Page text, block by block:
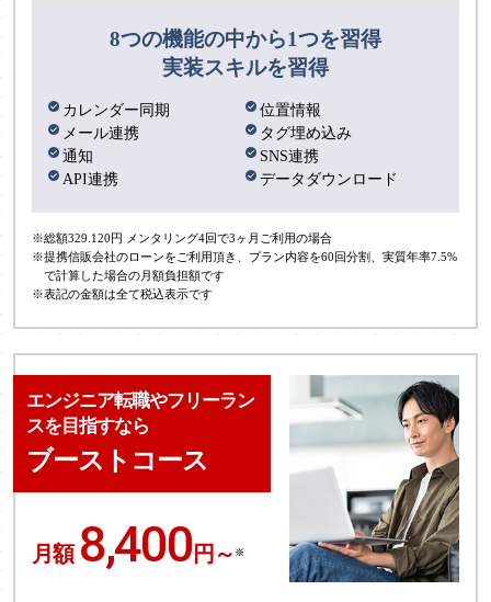
8つの機能の中から1つを習得
実装スキルを習得
カレンダー同期
位置情報
メール連携
タグ埋め込み
通知
SNS連携
API連携
データダウンロード
※総額329.120円 メンタリング4回で3ヶ月ご利用の場合
※提携信販会社のローンをご利用頂き、プラン内容を60回分割、実質年率7.5%
で計算した場合の月額負担額です
※表記の金額は全て税込表示です
エンジニア転職やフリーラン
スを目指すなら
ブーストコース
月額 8,400 円～ ※